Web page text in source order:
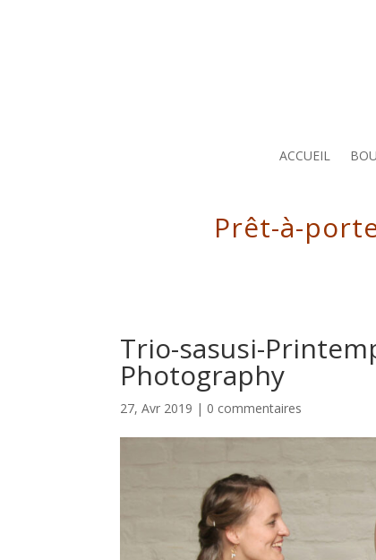
ACCUEIL
Prêt-à-
Trio-sasusi-
Photography
27, Avr 2019 | 0 commentaires